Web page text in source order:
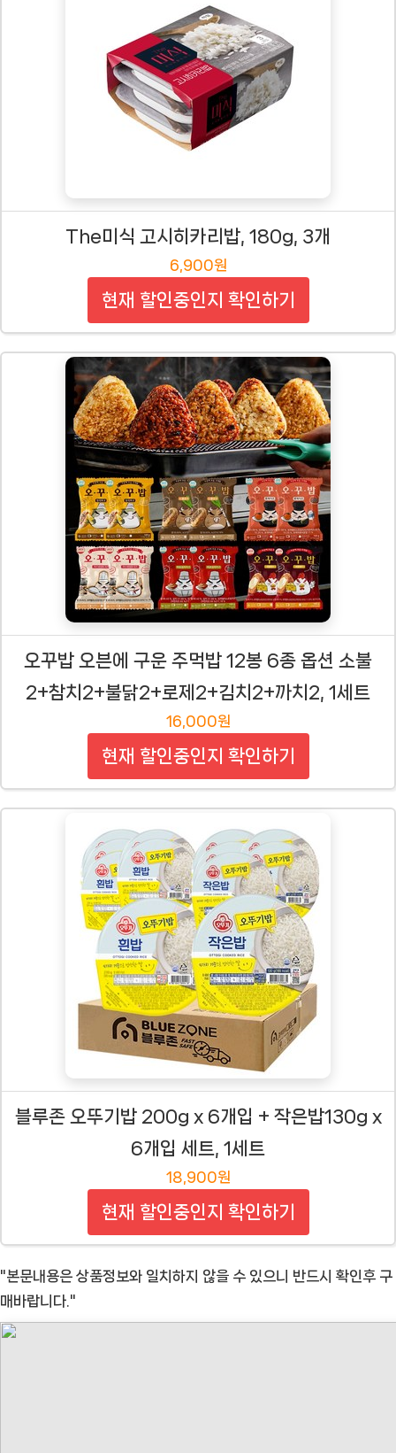
The미식 고시히카리밥, 180g, 3개
6,900원
현재 할인중인지 확인하기
오꾸밥 오븐에 구운 주먹밥 12봉 6종 옵션 소불
2+참치2+불닭2+로제2+김치2+까치2, 1세트
16,000원
현재 할인중인지 확인하기
블루존 오뚜기밥 200g x 6개입 + 작은밥130g x
6개입 세트, 1세트
18,900원
현재 할인중인지 확인하기
"본문내용은 상품정보와 일치하지 않을 수 있으니 반드시 확인후 구
매바랍니다."